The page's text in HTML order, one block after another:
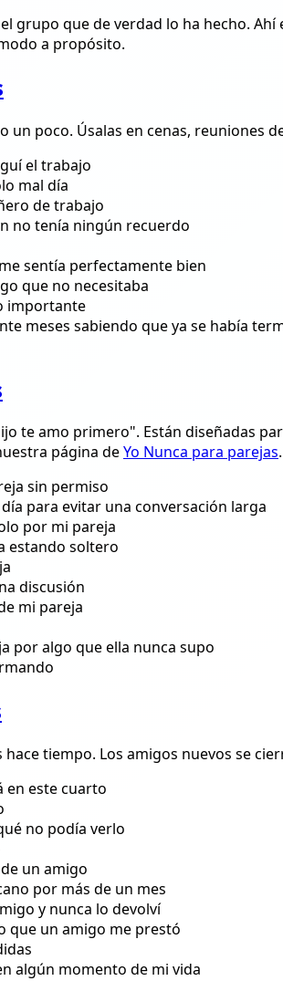
grupo que de verdad lo ha hecho.
a propósito.
un poco. Úsalas en cenas, reuniones
el trabajo
mal día
de trabajo
no tenía ningún recuerdo
sentía perfectamente bien
que no necesitaba
importante
meses sabiendo que ya se había
te amo primero". Están diseñadas
página deYo Nunca para parejas.
sin permiso
para evitar una conversación larga
por mi pareja
estando soltero
discusión
mi pareja
por algo que ella nunca supo
tiempo. Los amigos nuevos se
en este cuarto
no podía verlo
un amigo
por más de un mes
y nunca lo devolví
que un amigo me prestó
algún momento de mi vida